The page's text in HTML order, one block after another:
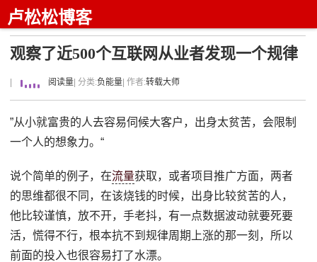
卢松松博客
观察了近500个互联网从业者发现一个规律
阅读量 | 分类:负能量 | 作者:转载大师
”从小就富贵的人去容易伺候大客户，出身太贫苦，会限制
一个人的想象力。“
说个简单的例子，在流量获取，或者项目推广方面，两者
的思维都很不同，在该烧钱的时候，出身比较贫苦的人，
他比较谨慎，放不开，手老抖，有一点数据波动就要死要
活，慌得不行，根本抗不到规律周期上涨的那一刻，所以
前面的投入也很容易打了水漂。